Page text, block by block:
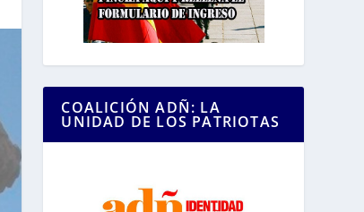
COALICIÓN ADÑ: LA
UNIDAD DE LOS PATRIOTAS